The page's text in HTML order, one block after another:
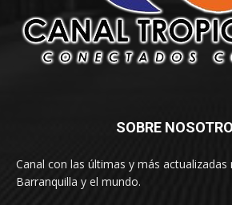
SOBRE
Canal con las últimas y más actualizadas
Barranquilla y el mundo.